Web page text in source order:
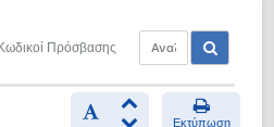
Πρόσβασης
Εκτύπωση